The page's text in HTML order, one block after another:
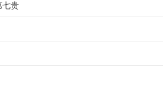
挖）
七贵